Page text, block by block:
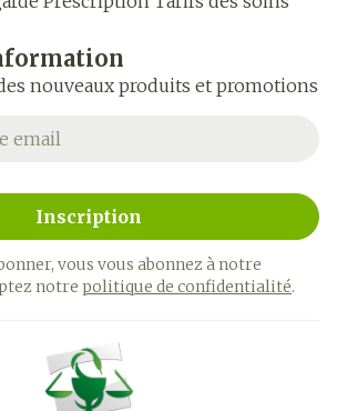
nouveaux produits et promotions
Inscription
vous vous abonnez à notre
notre politique de confidentialité.